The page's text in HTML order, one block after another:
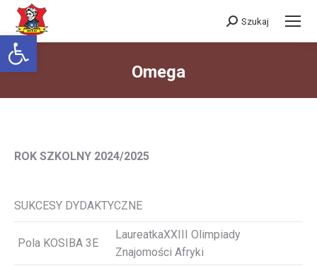
Otwórz pasek narzędzi
Szukaj:
Szukaj
Omega
ROK SZKOLNY 2024/2025
SUKCESY DYDAKTYCZNE
Pola KOSIBA 3E
LaureatkaXXIII Olimpiady
Znajomości Afryki